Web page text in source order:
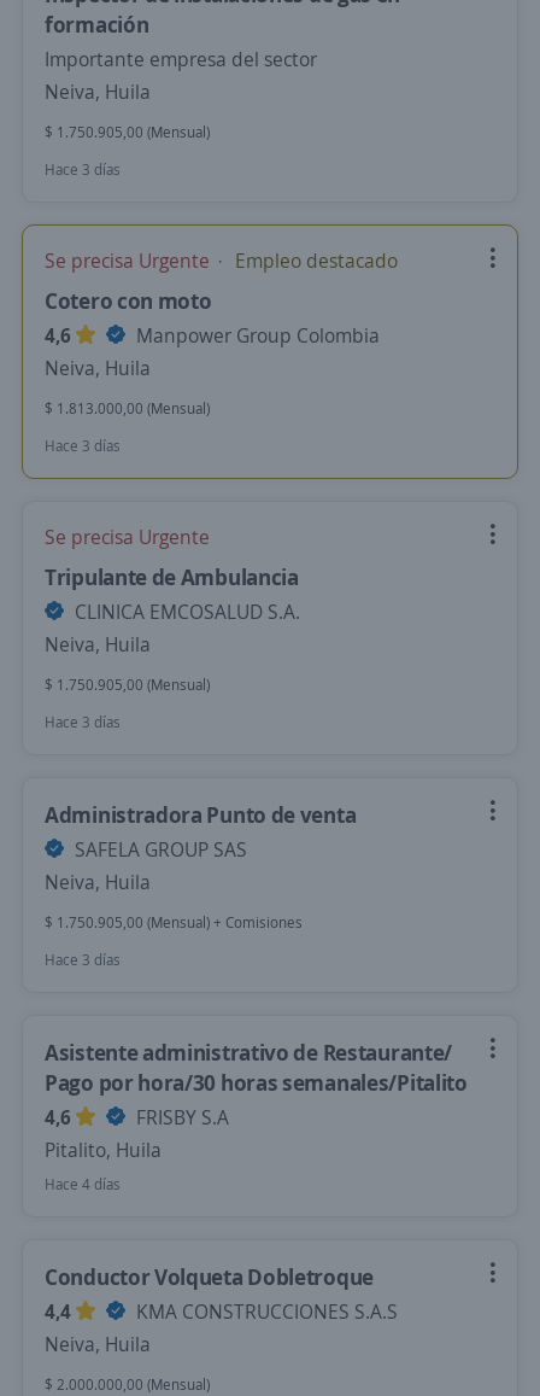
formación
Importante empresa del sector
Neiva, Huila
$ 1.750.905,00 (Mensual)
Hace 3 días
Se precisa Urgente Empleo destacado
Cotero con moto
4,6
Manpower Group Colombia
Neiva, Huila
$ 1.813.000,00 (Mensual)
Hace 3 días
Se precisa Urgente
Tripulante de Ambulancia
CLINICA EMCOSALUD S.A.
Neiva, Huila
$ 1.750.905,00 (Mensual)
Hace 3 días
Administradora Punto de venta
SAFELA GROUP SAS
Neiva, Huila
$ 1.750.905,00 (Mensual) + Comisiones
Hace 3 días
Asistente administrativo de Restaurante/
Pago por hora/30 horas semanales/Pitalito
4,6
FRISBY S.A
Pitalito, Huila
Hace 4 días
Conductor Volqueta Dobletroque
4,4
KMA CONSTRUCCIONES S.A.S
Neiva, Huila
$ 2.000.000,00 (Mensual)